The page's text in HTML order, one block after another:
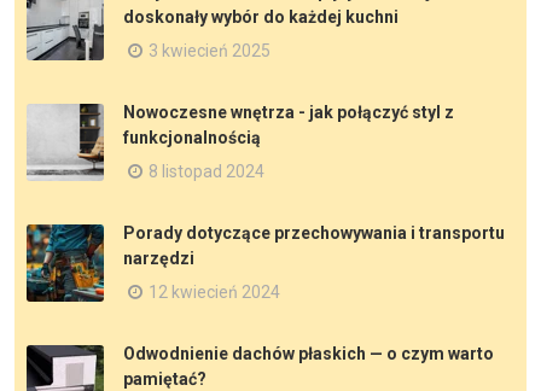
doskonały wybór do każdej kuchni
3 kwiecień 2025
Nowoczesne wnętrza - jak połączyć styl z
funkcjonalnością
8 listopad 2024
Porady dotyczące przechowywania i transportu
narzędzi
12 kwiecień 2024
Odwodnienie dachów płaskich — o czym warto
pamiętać?